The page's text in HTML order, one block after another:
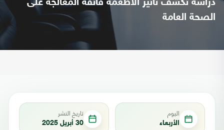
دراسة تكشف تأثير الأطعمة فائقة المعالجة على
الصحة العامة
اليوم
الأربعاء
تاريخ النشر
30 أبريل 2025